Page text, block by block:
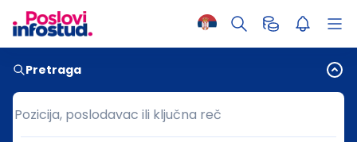
Pretraga
Pozicija, poslodavac ili ključna reč
Pozicija, poslodavac ili ključna reč